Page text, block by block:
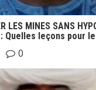
LES MINES SANS
: Quelles leçons pour
0